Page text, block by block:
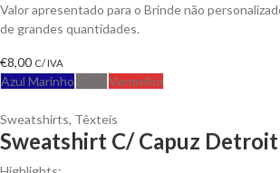
Valor apresentado para o Brinde não
de grandes quantidades.
€8,00 C/ IVA
Azul Marinho Vermelho
Sweatshirts, Têxteis
Sweatshirt C/ Capuz